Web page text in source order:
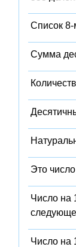
Список 8-
Сумма
Это
Число на
Число на